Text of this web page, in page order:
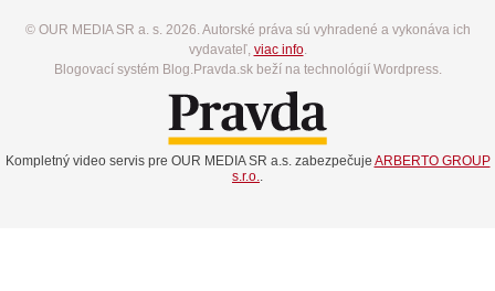
© OUR MEDIA SR a. s. 2026. Autorské práva sú vyhradené a vykonáva ich
vydavateľ, viac info.
Blogovací systém Blog.Pravda.sk beží na technológií Wordpress.
Kompletný video servis pre OUR MEDIA SR a.s. zabezpečuje ARBERTO GROUP
s.r.o.